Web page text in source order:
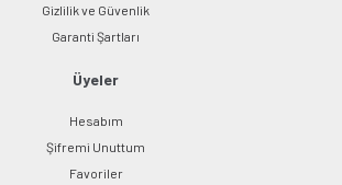
Gizlilik ve Güvenlik
Garanti Şartları
Üyeler
Hesabım
Şifremi Unuttum
Favoriler